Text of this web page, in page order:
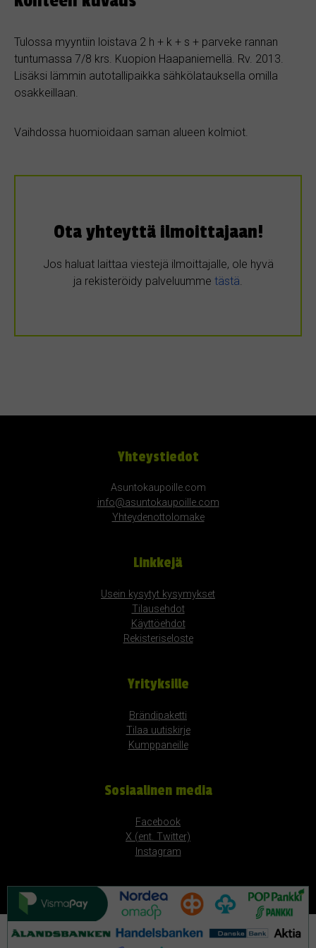
Tulossa myyntiin loistava 2 h + k + s + parveke rannan
tuntumassa 7/8 krs. Kuopion Haapaniemellä. Rv. 2013.
Lisäksi lämmin autotallipaikka sähkölatauksella omilla
osakkeillaan.
Vaihdossa huomioidaan saman alueen kolmiot.
Ota yhteyttä ilmoittajaan!
Jos haluat laittaa viestejä ilmoittajalle, ole hyvä
ja rekisteröidy palveluumme tästä
Yhteystiedot
Asuntokaupoille.com
info@asuntokaupoille.com
Yhteydenottolomake
Linkkejä
Usein kysytyt kysymykset
Tilausehdot
Käyttöehdot
Rekisteriseloste
Yrityksille
Brändipaketti
Tilaa uutiskirje
Kumppaneille
Sosiaalinen media
Facebook
X (ent. Twitter)
Instagram